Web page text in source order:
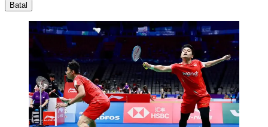
Batal